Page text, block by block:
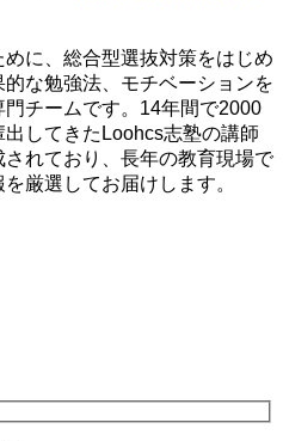
に、総合型選抜対策をはじめ
な勉強法、モチベーションを
チームです。14年間で2000
してきたLoohcs志塾の講師
れており、長年の教育現場で
厳選してお届けします。